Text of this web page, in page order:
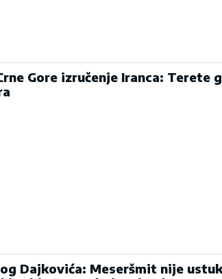
Gore izručenje Iranca: Terete
Dajkovića: Meseršmit nije